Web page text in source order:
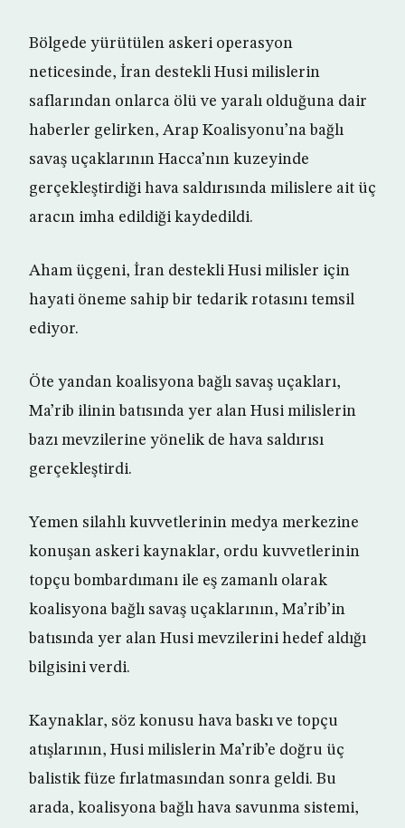
Bölgede yürütülen askeri operasyon
neticesinde, İran destekli Husi milislerin
saflarından onlarca ölü ve yaralı olduğuna dair
haberler gelirken, Arap Koalisyonu’na bağlı
savaş uçaklarının Hacca’nın kuzeyinde
gerçekleştirdiği hava saldırısında milislere ait üç
aracın imha edildiği kaydedildi.
Aham üçgeni, İran destekli Husi milisler için
hayati öneme sahip bir tedarik rotasını temsil
ediyor.
Öte yandan koalisyona bağlı savaş uçakları,
Ma’rib ilinin batısında yer alan Husi milislerin
bazı mevzilerine yönelik de hava saldırısı
gerçekleştirdi.
Yemen silahlı kuvvetlerinin medya merkezine
konuşan askeri kaynaklar, ordu kuvvetlerinin
topçu bombardımanı ile eş zamanlı olarak
koalisyona bağlı savaş uçaklarının, Ma’rib’in
batısında yer alan Husi mevzilerini hedef aldığı
bilgisini verdi.
Kaynaklar, söz konusu hava baskı ve topçu
atışlarının, Husi milislerin Ma’rib’e doğru üç
balistik füze fırlatmasından sonra geldi. Bu
arada, koalisyona bağlı hava savunma sistemi,